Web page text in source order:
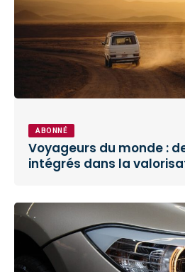
ABONNÉ
Voyageurs du monde :
intégrés dans la